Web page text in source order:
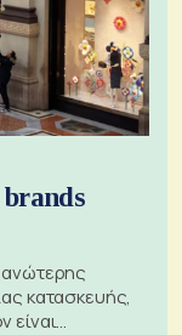
brands
ανώτερης
κατασκευής,
είναι